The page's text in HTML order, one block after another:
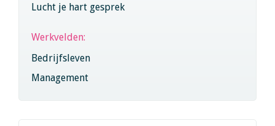
Lucht je hart gesprek
Werkvelden:
Bedrijfsleven
Management